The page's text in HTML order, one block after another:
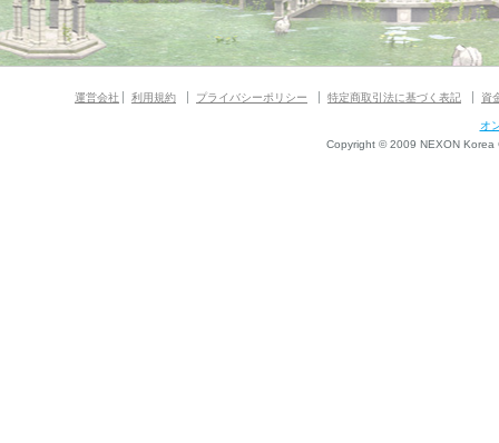
運営会社 利用規約 プライバシーポリシー 特定商取引法に基づく表記 資
オ
Copyright © 2009 NEXON Korea